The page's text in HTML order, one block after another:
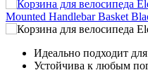
Идеально подходит
Устойчива к любым